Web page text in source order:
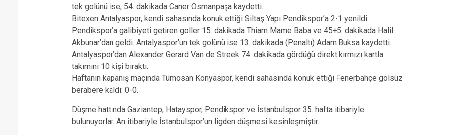
tek golünü ise, 54. dakikada Caner Osmanpaşa kaydetti.
Bitexen Antalyaspor, kendi sahasında konuk ettiği Siltaş Yapı Pendikspor’a 2-1 yenildi.
Pendikspor’a galibiyeti getiren goller 15. dakikada Thiam Mame Baba ve 45+5. dakikada Halil
Akbunar’dan geldi. Antalyaspor’un tek golünü ise 13. dakikada (Penaltı) Adam Buksa kaydetti.
Antalyaspor’dan Alexander Gerard Van de Streek 74. dakikada gördüğü direkt kırmızı kartla
takımını 10 kişi bıraktı.
Haftanın kapanış maçında Tümosan Konyaspor, kendi sahasında konuk ettiği Fenerbahçe golsüz
berabere kaldı: 0-0.
Düşme hattında Gaziantep, Hatayspor, Pendikspor ve İstanbulspor 35. hafta itibariyle
bulunuyorlar. An itibariyle İstanbulspor’un ligden düşmesi kesinleşmiştir.